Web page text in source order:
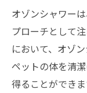
オゾンシャワー
プローチとして
において、オゾ
ペットの体を清
得ることができ